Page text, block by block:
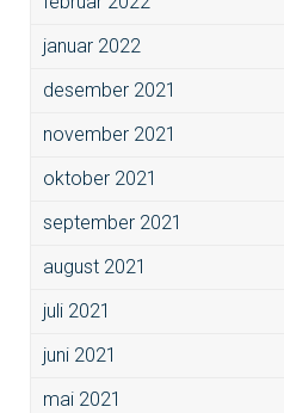
januar 2022
desember 2021
november 2021
oktober 2021
september 2021
august 2021
juli 2021
juni 2021
mai 2021